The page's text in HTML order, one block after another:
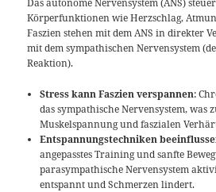
Das autonome Nervensystem (ANS)
Körperfunktionen wie Herzschlag,
Faszien stehen mit dem ANS in direkter
mit dem sympathischen Nervensystem
Reaktion).
Stress kann Faszien verspannen:
das sympathische Nervensystem, was
Muskelspannung und faszialen
Entspannungstechniken
angepasstes Training und sanfte
parasympathische Nervensystem
entspannt und Schmerzen lindert.